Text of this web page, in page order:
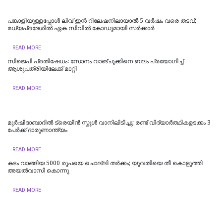
പങ്കാളിയുള്ളപ്പോള്‍ ലിവ്‌ ഇൻ റിലേഷനിലായാൽ 5 വർഷം വരെ തടവ്;
മധ്യപ്രദേശിൽ ഏക സിവിൽ കോഡുമായി സർക്കാർ
READ MORE
സിജെപി പ്രതിഷേധം: സോനം വാങ്ചുക്കിനെ ബലം പ്രയോഗിച്ച്
ആശുപത്രിയിലേക്ക് മാറ്റി
READ MORE
മുർഷിദാബാദിൽ ട്രെയിൻ സ്കൂൾ വാനിലിടിച്ചു; രണ്ട് വിദ്യാർത്ഥികളടക്കം 3
പേർക്ക് ദാരുണാന്ത്യം
READ MORE
കടം വാങ്ങിയ 5000 രൂപയെ ചൊല്ലി തര്‍ക്കം; യുവതിയെ തീ കൊളുത്തി
അയല്‍വാസി കൊന്നു
READ MORE